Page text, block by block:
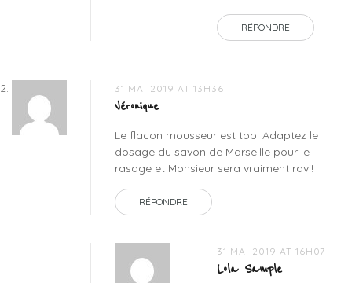
RÉPONDRE
31 MAI 2019 AT 13H36
Véronique
Le flacon mousseur est top. Adaptez le
dosage du savon de Marseille pour le
rasage et Monsieur sera vraiment ravi!
RÉPONDRE
31 MAI 2019 AT 16H07
Lola Sample